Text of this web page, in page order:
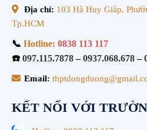
Địa chỉ: 103 Hà Huy Giáp,
Tp.HCM
📞 Hotline: 0838 113 117
☎️ 097.115.7878–0937.068.678–
Email:
KẾT NỐI VỚI